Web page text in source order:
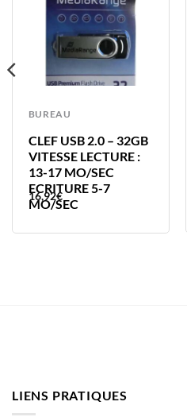
BUREAU
CLEF USB 2.0 – 32GB
VITESSE LECTURE :
13-17 MO/SEC
ECRITURE 5-7
MO/SEC
16,92€
LIENS PRATIQUES